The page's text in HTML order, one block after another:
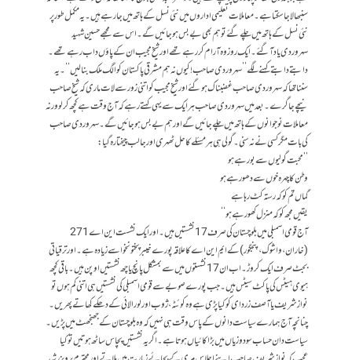
سنبھالا جا سکتا ہے۔ معاملات تعلیمی اداروں میں نئی نسل کے ہاتھ میں جا رہے ہیں۔ یہ مکمل طور پر
نئی نسل کے ہاتھ میں چلے گئے تو ہم بھی بےبس ہو جائیں گے۔ اس سے مجھے حسین شہید
سہروردی یاد آگئے۔ ایک روز وہ آرام کر رہے تھے اور شیخ مجیب ان کے پاؤں داب رہے تھے۔
دابتے دابتے کہنے لگے ’’سہروردی صاحب! کیوں نہ ہم مشرقی پاکستان کو الگ ملک بنا لیں‘‘۔ یہ
سننا تھا کہ سہروردی صاحب غضبناک ہو گئے اور شیخ مجیب کو اتنی زور سے لات ماری کہ شیخ صاحب
نیچے جا گرے۔ بعد میں سہروردی صاحب ہر ایک سے یہی کہتے رہے کہ آج وقت ہے کچھ کر لو ورنہ
معاملات نوجوانوں کے ہاتھ میں چلے جائیں گے اور ہم بے بس ہو جائیں گے۔ سہروردی صاحب
کی بات مگر کسی نے نہ سنی۔گولی ہی ہر مسئلے کا حل ٹھہری اور جالب چیختا رہ گیا:
’’محبت گولیوں سے بو رہے ہو
وطن کا چہرہ خوں سے دھو رہے ہو
گماں تم کو کہ رستہ کٹ رہا ہے
یقیں مجھ کو کہ منزل کھو رہے ہو‘‘
آج قومی اسمبلی میں بلوچستان کی صرف17 نشستیں ہیں۔ اور ایک نشست این اے 271
(خاران، واشوک، پنجگور) کے ایم این اے کا علاقہ پورے خیبر پختونخوا سے زیادہ ہے۔ اور ترقیاتی
بجٹ صرف ایک کروڑ۔ اب ان 17 نشستوں میں سے بمشکل پانچ یا چھ نشستیں اوپن ہیں۔ باقی کچھ
ہیوی ہیٹس کی پاکٹ سیٹس ہیں۔ جب پورے صوبے سے قومی اسمبلی کی نشستیں ہی اتنی کم ہوں تو
نواز شریف یا آصف زردای کو کیا پڑی ہے وہ کوئٹہ، ژوب اور لورا لائی کے دھکے کھاتے پھریں۔
چنانچہ آج ہمارے سیاست دانوں کے پاس وقت ہی نہیں کہ وہ بلوچستان کے جھنجھٹ میں پڑیں۔
سیاست دان حساب سود و زیاں میں بڑا کائیاں ہوتا ہے۔ اگر یہ نشستیں پچاس ساٹھ ہوتیں تو کیا